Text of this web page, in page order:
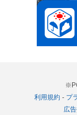
利用規約 - プ
広